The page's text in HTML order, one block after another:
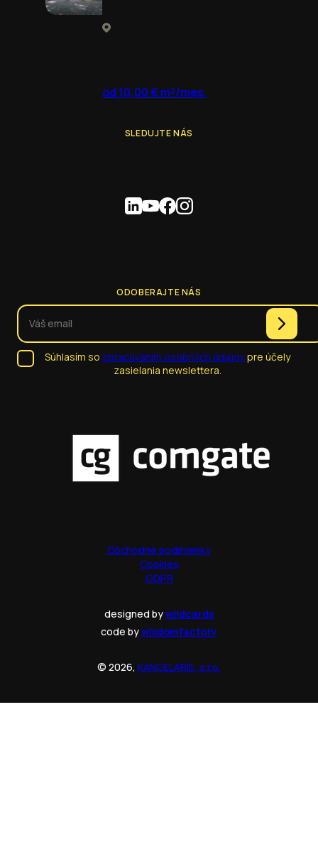
od 10,00 € m²/mes.
SLEDUJTE NÁS
ODOBERAJTE NÁS
Súhlasím so spracúvaním osobných údajovpre účely
zasielania newslettera.
Obchodné podmienky
Cookies
GDPR
designed bywildcards
code bywisdomfactory
© 2026, KANCELARIE, s.r.o.